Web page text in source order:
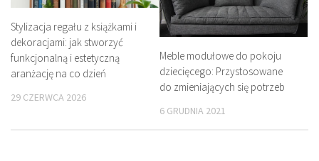
Stylizacja regału z książkami i
dekoracjami: jak stworzyć
funkcjonalną i estetyczną
aranżację na co dzień
29 CZERWCA 2026
Meble modułowe do pokoju
dziecięcego: Przystosowane
do zmieniających się potrzeb
6 GRUDNIA 2021